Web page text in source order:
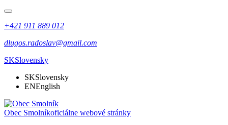
+421 911 889 012
dlugos.radoslav@gmail.com
SKSlovensky
SKSlovensky
ENEnglish
Obec Smolníkoficiálne webové stránky